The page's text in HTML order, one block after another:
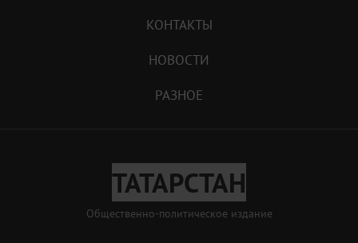
КОНТАКТЫ
НОВОСТИ
РАЗНОЕ
ТАТАРСТАН
Общественно-политическое издание